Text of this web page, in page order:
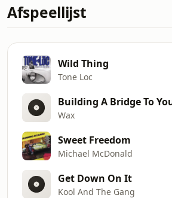
Afspeellijst
Wild Thing
Tone Loc
Wax
Sweet Freedom
Michael McDonald
Get Down On It
Kool And The Gang